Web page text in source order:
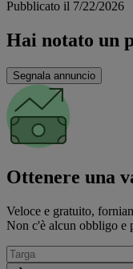
Pubblicato il 7/22/2026
Hai notato un
Segnala annuncio
Ottenere una
Veloce e gratuito,
Non c'è alcun obbligo e